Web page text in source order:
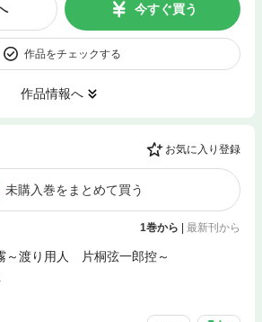
今すぐ買う
作品をチェックする
作品情報へ
お気に入り登録
未購入巻をまとめて買う
1巻から | 最新刊から
～渡り用人 片桐弦一郎控～